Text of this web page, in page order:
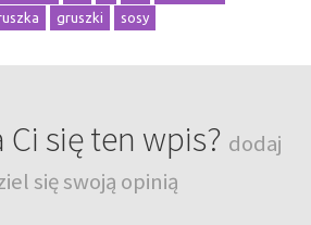
gruszki sosy
się ten wpis? dodaj
się swoją opinią